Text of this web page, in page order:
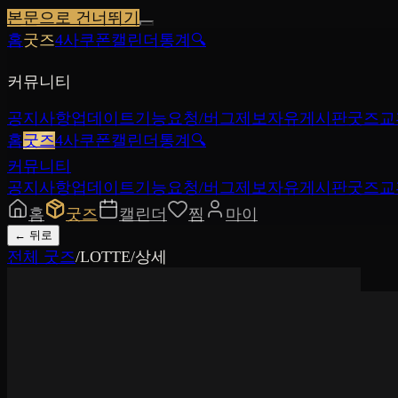
본문으로 건너뛰기
홈굿즈4사쿠폰캘린더 통계 🔍
커뮤니티
공지사항업데이트기능요청/버그제보자유게시판굿즈
홈굿즈4사쿠폰캘린더 통계 🔍
커뮤니티
공지사항업데이트기능요청/버그제보자유게시판굿즈
홈
굿즈 캘린더 찜 마이
← 뒤로
전체 굿즈/LOTTE/상세